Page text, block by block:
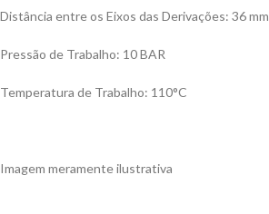
Distância entre os Eixos das Derivações: 36 mm
Pressão de Trabalho: 10 BAR
Temperatura de Trabalho: 110°C
Imagem meramente ilustrativa